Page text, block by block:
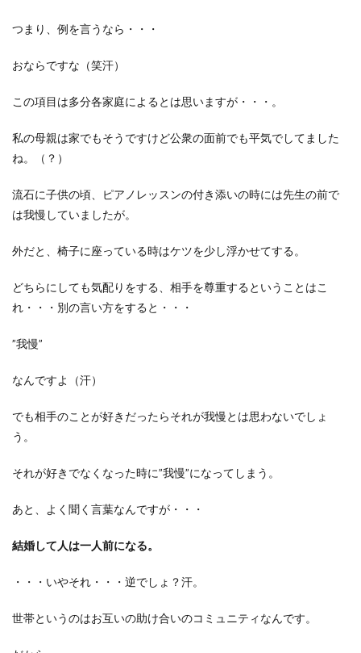
つまり、例を言うなら・・・
おならですな（笑汗）
この項目は多分各家庭によるとは思いますが・・・。
私の母親は家でもそうですけど公衆の面前でも平気でしてました
ね。（？）
流石に子供の頃、ピアノレッスンの付き添いの時には先生の前で
は我慢していましたが。
外だと、椅子に座っている時はケツを少し浮かせてする。
どちらにしても気配りをする、相手を尊重するということはこ
れ・・・別の言い方をすると・・・
”我慢”
なんですよ（汗）
でも相手のことが好きだったらそれが我慢とは思わないでしょ
う。
それが好きでなくなった時に”我慢”になってしまう。
あと、よく聞く言葉なんですが・・・
結婚して人は一人前になる。
・・・いやそれ・・・逆でしょ？汗。
世帯というのはお互いの助け合いのコミュニティなんです。